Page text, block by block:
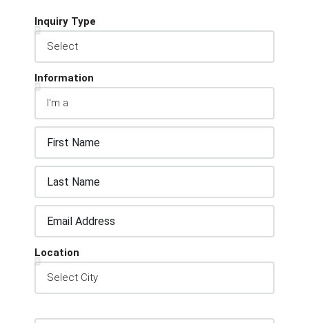
Inquiry Type
Information
Location